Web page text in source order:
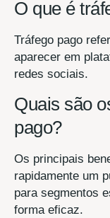
O que é
Tráfego pago
aparecer em
redes sociais.
Quais são
pago?
Os principais
rapidamente um
para segmentos
forma eficaz.